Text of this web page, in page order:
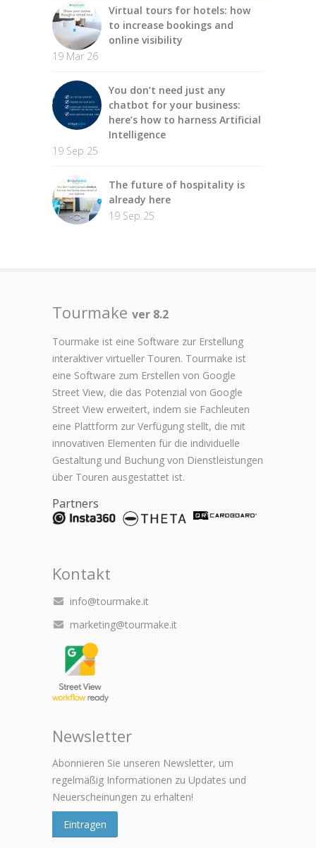
Virtual tours for hotels: how
to increase bookings and
online visibility
19 Mar 26
You don’t need just any
chatbot for your business:
here’s how to harness Artificial
Intelligence
19 Sep 25
The future of hospitality is
already here
19 Sep 25
Tourmake ver 8.2
Tourmake ist eine Software zur Erstellung
interaktiver virtueller Touren. Tourmake ist
eine Software zum Erstellen von Google
Street View, die das Potenzial von Google
Street View erweitert, indem sie Fachleuten
eine Plattform zur Verfügung stellt, die mit
innovativen Elementen für die individuelle
Gestaltung und Buchung von Dienstleistungen
über Touren ausgestattet ist.
Partners
Kontakt
info@tourmake.it
marketing@tourmake.it
Newsletter
Abonnieren Sie unseren Newsletter, um
regelmäßig Informationen zu Updates und
Neuerscheinungen zu erhalten!
Eintragen